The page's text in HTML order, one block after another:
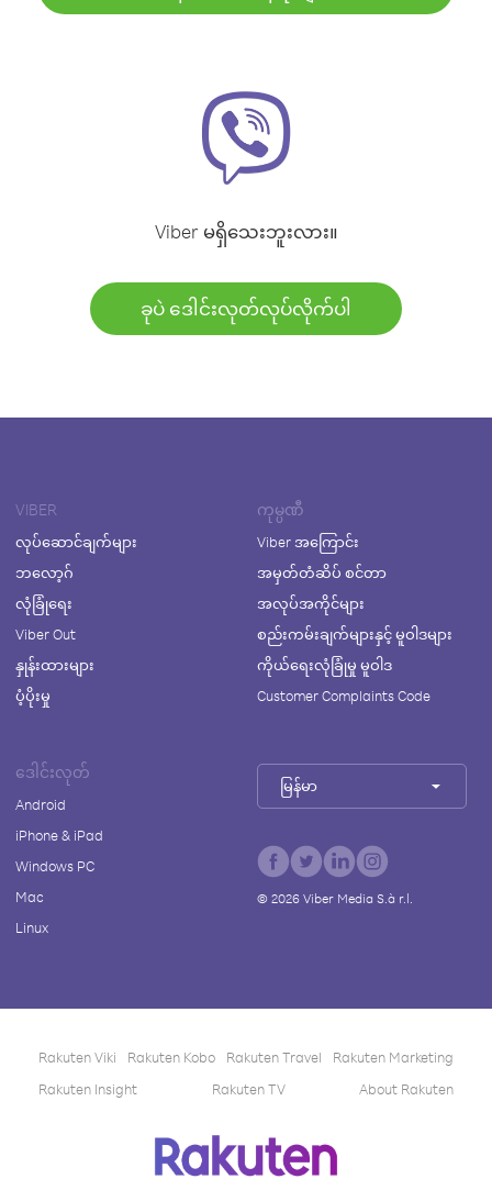
Viber မရှိသေးဘူးလား။
ခုပဲ ဒေါင်းလုတ်လုပ်လိုက်ပါ
VIBER
လုပ်ဆောင်ချက်များ
ဘလော့ဂ်
လုံခြုံရေး
Viber Out
နှုန်းထားများ
ပံ့ပိုးမှု
ကုမ္ပဏီ
Viber အကြောင်း
အမှတ်တံဆိပ် စင်တာ
အလုပ်အကိုင်များ
စည်းကမ်းချက်များနှင့် မူဝါဒများ
ကိုယ်ရေးလုံခြုံမှု မူဝါဒ
Customer Complaints Code
ဒေါင်းလုတ်
Android
iPhone & iPad
Windows PC
Mac
Linux
မြန်မာ
© 2026Viber Media S.à r.l.
Rakuten Viki Rakuten Kobo Rakuten Travel
Rakuten Marketing
Rakuten Insight
Rakuten TV About Rakuten